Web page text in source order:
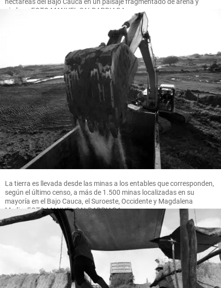
piedras. FOTO MANUEL SALDARRIAGA
La tierra es llevada desde las minas a los entables que corresponden,
según el último censo, a más de 1.500 minas localizadas en su
mayoría en el Bajo Cauca, el Suroeste, Occidente y Magdalena
Medio. FOTO MANUEL SALDARRIAGA